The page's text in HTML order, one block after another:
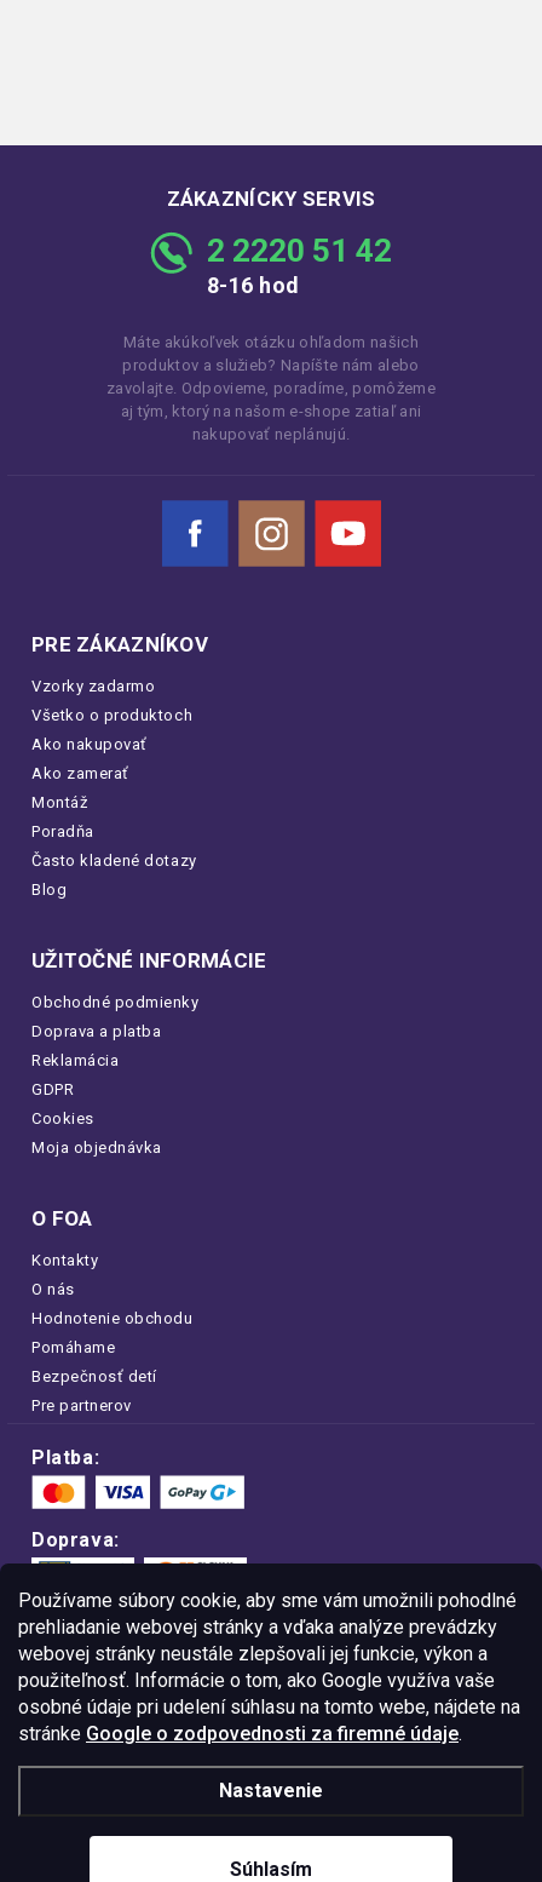
Používame súbory cookie, aby sme vám umožnili pohodlné
prehliadanie webovej stránky a vďaka analýze prevádzky
webovej stránky neustále zlepšovali jej funkcie, výkon a
použiteľnosť. Informácie o tom, ako Google využíva vaše
osobné údaje pri udelení súhlasu na tomto webe, nájdete na
stránke Google o zodpovednosti za firemné údaje.
Nastavenie
Súhlasím
ZÁKAZNÍCKY SERVIS
2 2220 51 42
8-16 hod
Máte akúkoľvek otázku ohľadom našich
produktov a služieb? Napíšte nám alebo
zavolajte. Odpovieme, poradíme, pomôžeme
aj tým, ktorý na našom e-shope zatiaľ ani
nakupovať neplánujú.
Facebook Instagram YouTube
PRE ZÁKAZNÍKOV
Vzorky zadarmo
Všetko o produktoch
Ako nakupovať
Ako zamerať
Montáž
Poradňa
Často kladené dotazy
Blog
UŽITOČNÉ INFORMÁCIE
Obchodné podmienky
Doprava a platba
Reklamácia
GDPR
Cookies
Moja objednávka
O FOA
Kontakty
O nás
Hodnotenie obchodu
Pomáhame
Bezpečnosť detí
Pre partnerov
Platba:
Doprava:
Nakupujte na FOA bezpečne a bez obáv.
Vďaka protokolu HTTPS sú vaše citlivé
dáta v úplnom bezpečí.
© Copyright2026Westlogic Slovakia s.r.o.,
Gajova 4, Bratislava, 811 09